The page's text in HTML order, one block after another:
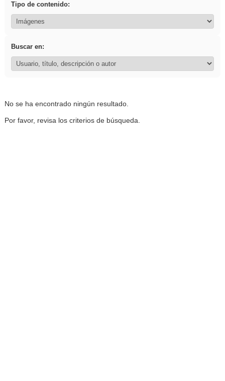
Tipo de contenido:
Buscar en:
No se ha encontrado ningún resultado.
Por favor, revisa los criterios de búsqueda.